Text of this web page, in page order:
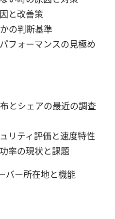
と改善策
の判断基準
フォーマンスの見極め
とシェアの最近の調査
リティ評価と速度特性
率の現状と課題
バー所在地と機能